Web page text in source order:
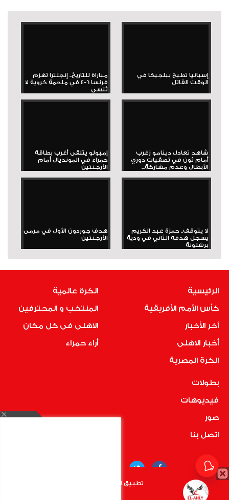
إسبانيا تطيح ببلجيكا في
الوقت القاتل
مباراة للتاريخ.. إنجلترا تهزم
فرنسا 6-4 في ملحمة كروية لا
تُنسى
شاهد تعادل دينامو زغرب
أمام ثون في تصفيات دوري
الأبطال وعدم مشاركة...
إمبولو يتلقى أغرب بطاقة
حمراء في المونديال أمام
الأرجنتين
لا يتوقف.. حمزة عبد الكريم
يسجل هدفه الثاني في ودية
برشلونة
هدف جوردون الأول في مرمى
الأرجنتين
الرئيسية
كأس الأمم الأفريقية
أخر الأخبار
أخبار الاهلى
الكرة المصرية
الكرة عالمية
المنتخب و المحترفين
الاهلى فى كل مكان
أراء حمراء
بطولات
فيديوهات
صور
اتصل بنا
تطبيق الأهلي.كوم متاح الأن